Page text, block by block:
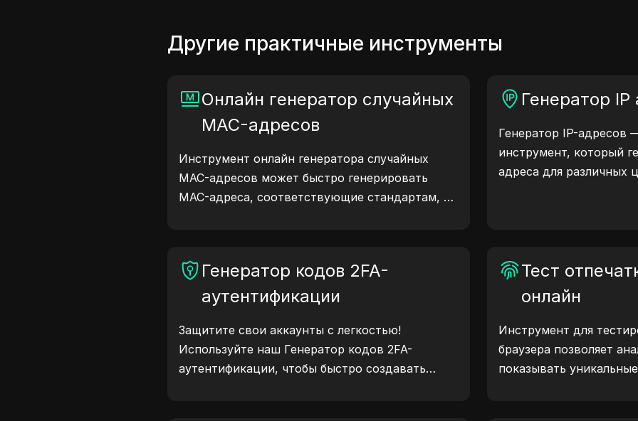
Другие практичные инструменты
Онлайн генератор случайных
MAC-адресов
Инструмент онлайн генератора случайных
MAC-адресов может быстро генерировать
MAC-адреса, соответствующие стандартам, и
Генератор IP
Генератор IP-адресов
инструмент, который
адреса для различных
генерировать IP-
геолокации, проверки
других нужд.
улучшите процесс
IP-адреса прямо
Генератор кодов 2FA-
аутентификации
Защитите свои аккаунты с легкостью!
Используйте наш Генератор кодов 2FA-
аутентификации, чтобы быстро создавать
Тест
онлайн
Инструмент для
браузера позволяет
показывать